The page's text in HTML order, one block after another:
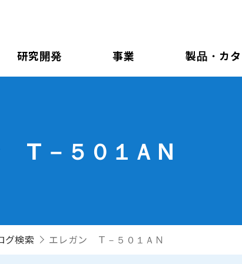
研究開発 事業 製品・カ
Ｔ－５０１ＡＮ
グ検索 エレガン Ｔ－５０１ＡＮ